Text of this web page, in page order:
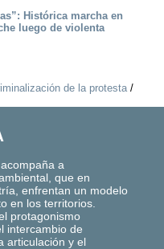
Histórica marcha en
luego de violenta
de la protesta/
a
que en
enfrentan un modelo
en los territorios.
protagonismo
intercambio de
articulación y el